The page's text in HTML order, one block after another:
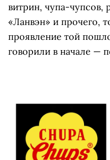
витрин, чупа-
«Ланвэн» и прочего,
проявление той
говорили в начале —